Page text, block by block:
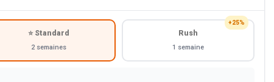
⭐ Standard
2 semaines
+25%
Rush
1 semaine